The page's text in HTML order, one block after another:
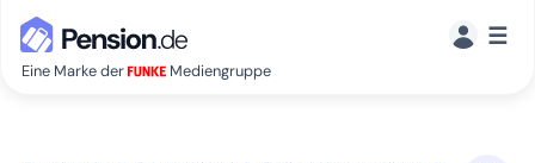
Eine Marke der Mediengruppe
☰